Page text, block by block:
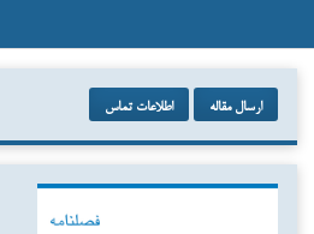
ارسال مقاله اطلاعات تماس